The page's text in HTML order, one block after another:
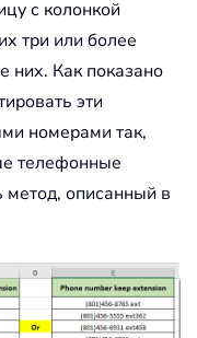
с колонкой
три или более
них. Как показано
эти
номерами так,
телефонные
описанный в